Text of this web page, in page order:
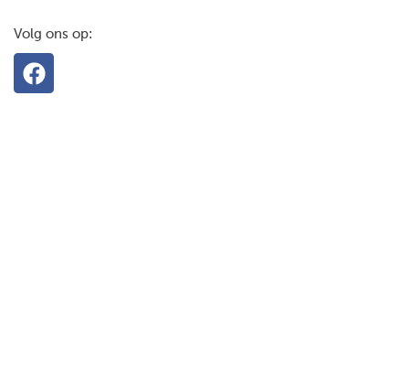
Volg ons op: